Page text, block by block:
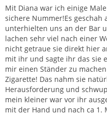
Mit Diana war ich einige
sichere Nummer!Es geschah
unterhielten uns an der Bar
lachen sehr viel nach einer
nicht getraue sie direkt hier
mit ihr und sagte ihr das sie
mir einen Ständer zu
Zigarette! Das nahm sie
Herausforderung und
mein kleiner war vor ihr
mit der Hand und nach ca 1.